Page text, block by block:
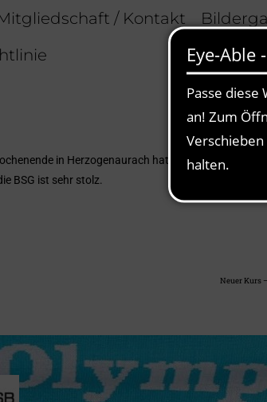
/ Kontakt
in Herzogenaurach hat sie einen guten
BSG ist sehr stolz.
Neuer Kurs